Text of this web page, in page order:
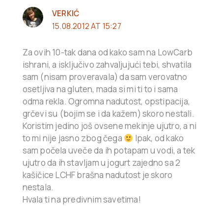
VERKIĆ
15.08.2012 AT 15:27
Za ovih 10-tak dana od kako sam na LowCarb
ishrani, a isključivo zahvaljujući tebi, shvatila
sam (nisam proveravala) da sam verovatno
osetljiva na gluten, mada si mi ti to i sama
odma rekla. Ogromna nadutost, opstipacija,
grčevi su (bojim se i da kažem) skoro nestali.
Koristim jedino još ovsene mekinje ujutro, a ni
to mi nije jasno zbog čega
Ipak, od kako
sam počela uveče da ih potapam u vodi, a tek
ujutro da ih stavljam u jogurt zajedno sa 2
kašičice LCHF brašna nadutost je skoro
nestala.
Hvala ti na predivnim savetima!